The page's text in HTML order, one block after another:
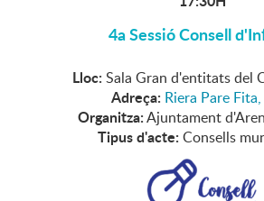
4a Sessió Consell
Lloc: Sala Gran d'entitats del
Adreça: Riera Pare
Organitza:Ajuntament
Tipus d'acte: Consells